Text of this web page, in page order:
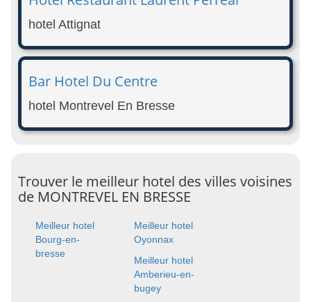
hotel Attignat
Bar Hotel Du Centre
hotel Montrevel En Bresse
Trouver le meilleur hotel des villes voisines
de MONTREVEL EN BRESSE
Meilleur hotel
Bourg-en-
bresse
Meilleur hotel
Oyonnax
Meilleur hotel
Amberieu-en-
bugey